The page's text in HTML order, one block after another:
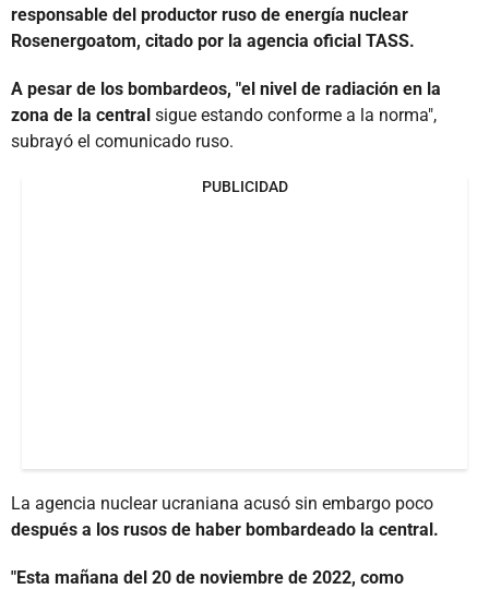
responsable del productor ruso de energía nuclear
Rosenergoatom, citado por la agencia oficial TASS.
A pesar de los bombardeos, "el nivel de radiación en la
zona de la central sigue estando conforme a la norma",
subrayó el comunicado ruso.
PUBLICIDAD
La agencia nuclear ucraniana acusó sin embargo poco
después a los rusos de haber bombardeado la central.
"Esta mañana del 20 de noviembre de 2022, como